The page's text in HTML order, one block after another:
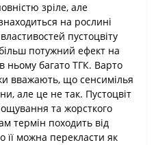
зріле, але
на рослині
пустоцвіту
потужний ефект на
ньому багато ТГК. Варто
вважають, що сенсимілья
але це не так. Пустоцвіт
та жорсткого
термін походить від
її можна перекласти як